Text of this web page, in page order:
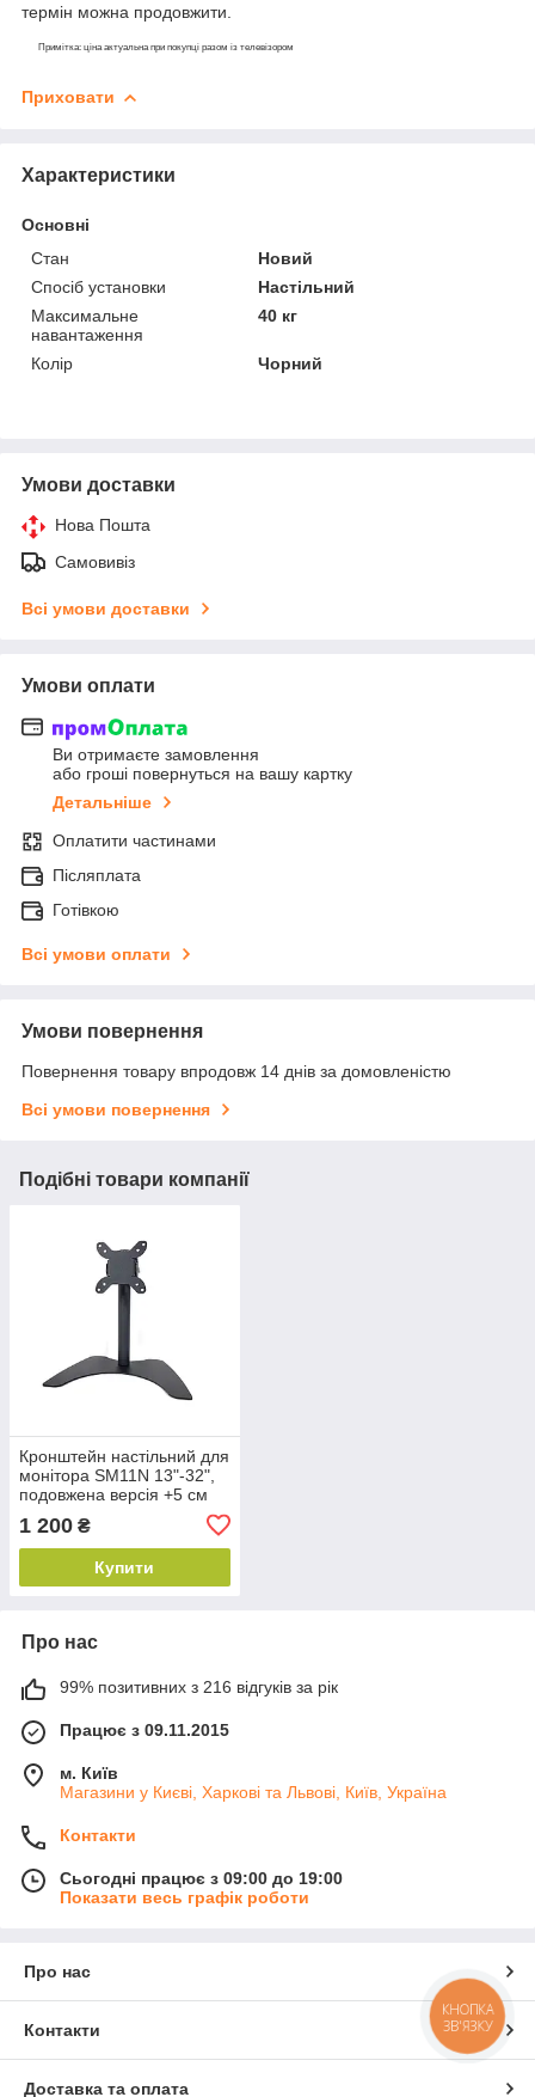
термін можна продовжити.
Примітка: ціна актуальна при покупці разом із телевізором
Приховати
Характеристики
Основні
Стан
Новий
Спосіб установки
Настільний
Максимальне
навантаження
40 кг
Колір Чорний
Умови доставки
Нова Пошта
Самовивіз
Всі умови доставки
Умови оплати
Ви отримаєте замовлення
або гроші повернуться на вашу картку
Детальніше
Оплатити частинами
Післяплата
Готівкою
Всі умови оплати
Умови повернення
Повернення товару впродовж 14 днів за домовленістю
Всі умови повернення
Подібні товари компанії
Кронштейн настільний для
монітора SM11N 13"-32",
подовжена версія +5 см
1 200 ₴
Купити
Про нас
99% позитивних з 216 відгуків за рік
Працює з 09.11.2015
м. Київ
Магазини у Києві, Харкові та Львові, Київ, Україна
Контакти
Сьогодні працює з 09:00 до 19:00
Показати весь графік роботи
Про нас
Контакти
Доставка та оплата
КНОПКА
ЗВ'ЯЗКУ